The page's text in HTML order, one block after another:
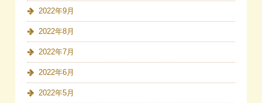
2022年9月
2022年8月
2022年7月
2022年6月
2022年5月